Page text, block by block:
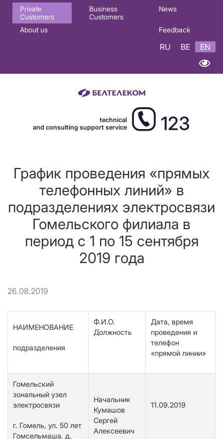
Основная
навигация
Private
Customers
Business
Customers
News
About us Feedback
RU BE EN
technical
and consulting support service
123
График проведения «прямых
телефонных линий» в
подразделениях электросвязи
Гомельского филиала в
период с 1 по 15 сентября
2019 года
26.08.2019
НАИМЕНОВАНИЕ
подразделения
Ф.И.О.
Должность
Дата, время
проведения и
телефон
«прямой линии»
Гомельский
зональный узел
электросвязи
г. Гомель, ул. 50 лет
Гомсельмаша, д.
Начальник
Кумашов
Сергей
Алексеевич
11.09.2019